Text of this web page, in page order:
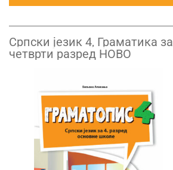
Српски језик 4, Граматика за
четврти разред НОВО